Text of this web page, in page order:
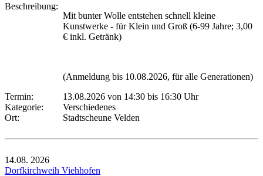
Beschreibung:
Mit bunter Wolle entstehen schnell kleine
Kunstwerke - für Klein und Groß (6-99 Jahre; 3,00
€ inkl. Getränk)
(Anmeldung bis 10.08.2026, für alle Generationen)
Termin:
13.08.2026 von 14:30 bis 16:30 Uhr
Kategorie:
Verschiedenes
Ort:
Stadtscheune Velden
14.08. 2026
Dorfkirchweih Viehhofen